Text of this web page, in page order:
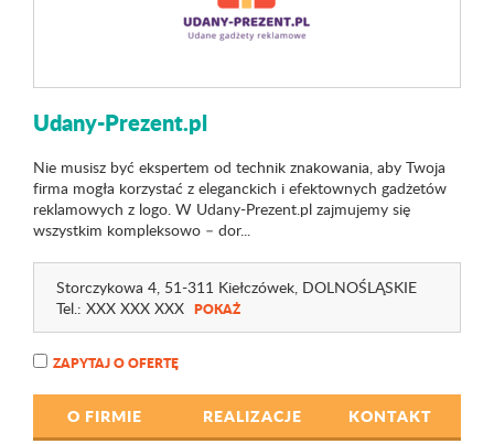
Udany-Prezent.pl
Nie musisz być ekspertem od technik znakowania, aby Twoja
firma mogła korzystać z eleganckich i efektownych gadżetów
reklamowych z logo. W Udany-Prezent.pl zajmujemy się
wszystkim kompleksowo – dor...
Storczykowa 4, 51-311 Kiełczówek, DOLNOŚLĄSKIE
Tel.: XXX XXX XXX POKAŻ
ZAPYTAJ O OFERTĘ
O FIRMIE REALIZACJE KONTAKT